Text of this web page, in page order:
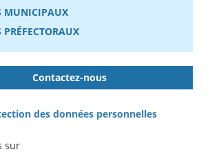
MUNICIPAUX
PRÉFECTORAUX
Contactez-nous
des données personnelles
sur